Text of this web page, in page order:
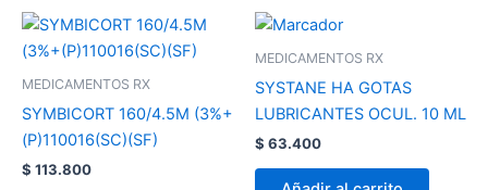
MEDICAMENTOS RX
SYMBICORT 160/4.5M (3%+
(P)110016(SC)(SF)
$ 113.800
MEDICAMENTOS RX
SYSTANE HA GOTAS
LUBRICANTES OCUL. 10 ML
$ 63.400